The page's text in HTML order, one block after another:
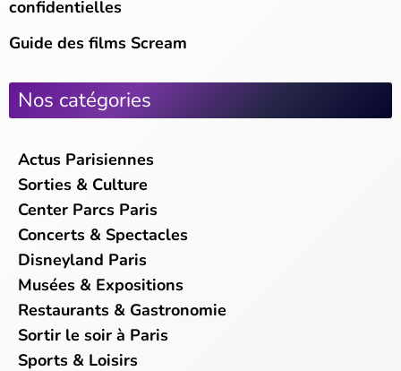
confidentielles
Guide des films Scream
Nos catégories
Actus Parisiennes
Sorties & Culture
Center Parcs Paris
Concerts & Spectacles
Disneyland Paris
Musées & Expositions
Restaurants & Gastronomie
Sortir le soir à Paris
Sports & Loisirs